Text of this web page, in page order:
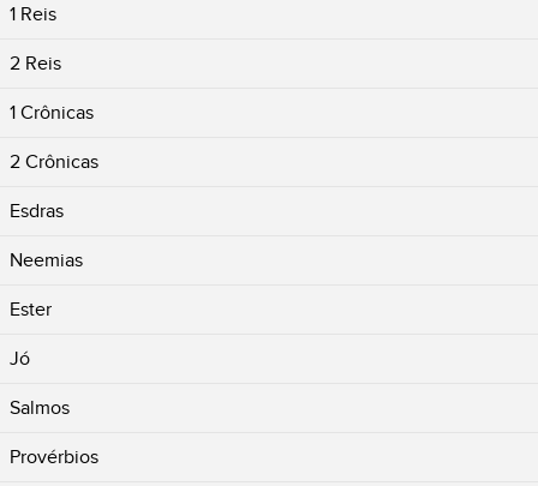
1 Reis
2 Reis
1 Crônicas
2 Crônicas
Esdras
Neemias
Ester
Jó
Salmos
Provérbios